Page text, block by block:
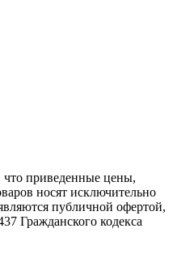
приведенные цены,
носят исключительно
публичной офертой,
Гражданского кодекса